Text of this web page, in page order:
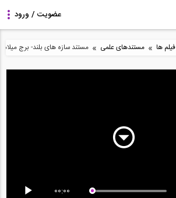
فیلم ها » مستندهای علمی » مستند سازه های بلند- برج میلاد
مستند ابرابزارها- تونل ها
00:00